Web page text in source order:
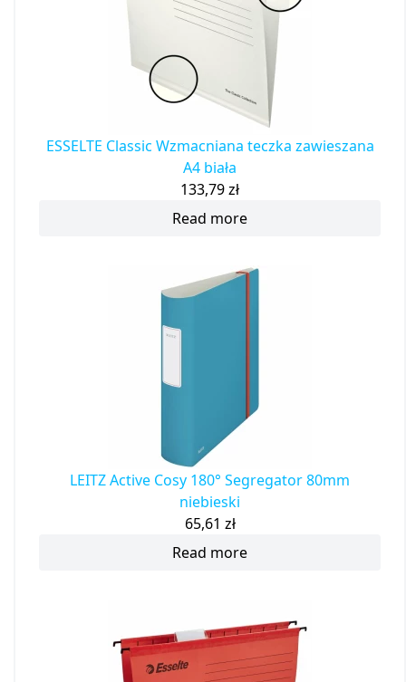
ESSELTE Classic Wzmacniana teczka zawieszana
A4 biała
133,79zł
Read more
LEITZ Active Cosy 180° Segregator 80mm
niebieski
65,61 zł
Read more